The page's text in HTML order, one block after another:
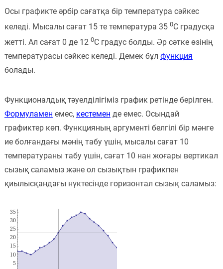
Осы графикте әрбір сағатқа бір температура сәйкес
келеді. Мысалы сағат 15 те температура 35 0С градусқа
жетті. Ал сағат 0 де 12 0С градус болды. Әр сәтке өзінің
температурасы сәйкес келеді. Демек бұл функция
болады.
Функционалдық тәуелділігіміз график ретінде берілген.
Формуламен емес, кестемен де емес. Осындай
графиктер көп. Функцияның аргументі белгілі бір мәнге
ие болғандағы мәнің табу үшін, мысалы сағат 10
температураны табу үшін, сағат 10 нан жоғары вертикал
сызық саламыз және ол сызықтын графикпен
қиылысқандағы нүктесінде горизонтал сызық саламыз: